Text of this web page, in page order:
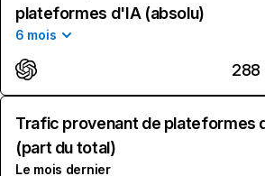
plateformes d'IA (absolu)
6 mois
288
Trafic provenant de plateformes
(part du total)
Le mois dernier